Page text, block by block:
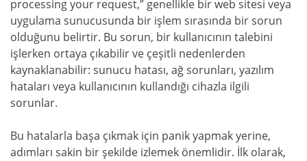
processing your request,” genellikle bir web sitesi veya
uygulama sunucusunda bir işlem sırasında bir sorun
olduğunu belirtir. Bu sorun, bir kullanıcının talebini
işlerken ortaya çıkabilir ve çeşitli nedenlerden
kaynaklanabilir: sunucu hatası, ağ sorunları, yazılım
hataları veya kullanıcının kullandığı cihazla ilgili
sorunlar.
Bu hatalarla başa çıkmak için panik yapmak yerine,
adımları sakin bir şekilde izlemek önemlidir. İlk olarak,